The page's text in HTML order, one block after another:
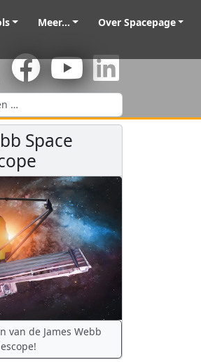
Meer... Over Spacepage
Space
van de James Webb